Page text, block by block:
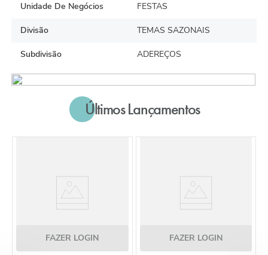
Unidade De Negócios FESTAS
Divisão TEMAS SAZONAIS
Subdivisão ADEREÇOS
Últimos Lançamentos
FAZER LOGIN FAZER LOGIN